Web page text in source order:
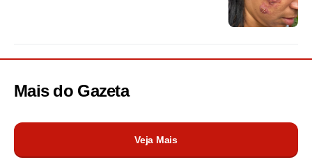
Mais do Gazeta
Veja Mais